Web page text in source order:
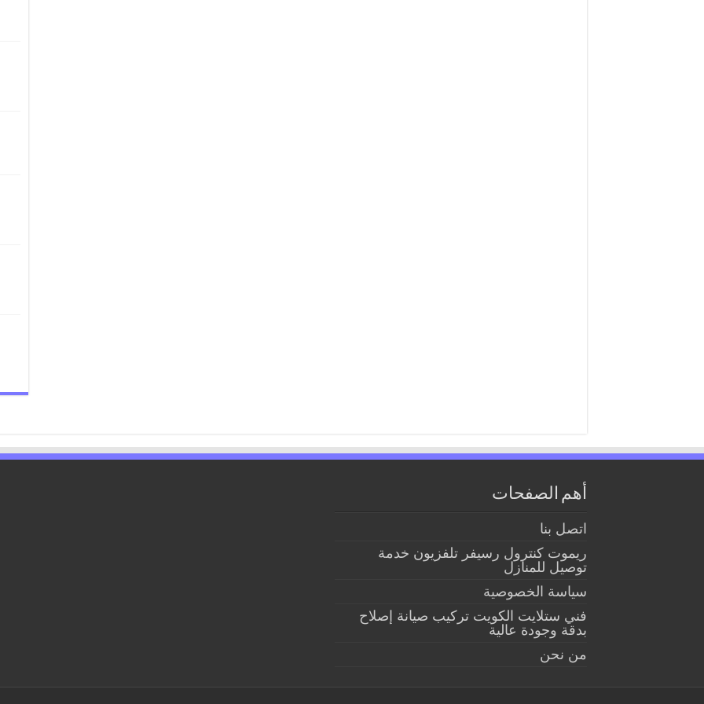
أهم الصفحات
اتصل بنا
ريموت كنترول رسيفر تلفزيون خدمة
توصيل للمنازل
سياسة الخصوصية
فني ستلايت الكويت تركيب صيانة إصلاح
بدقة وجودة عالية
من نحن